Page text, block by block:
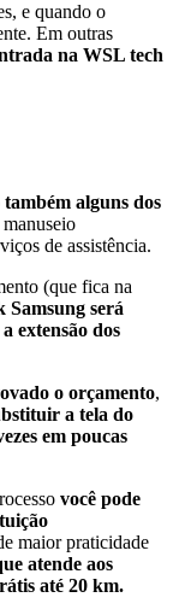
e quando o
Em outras
na WSL tech
também alguns dos
de assistência.
(que fica na
Samsung será
extensão dos
o orçamento,
a tela do
em poucas
você pode
maior praticidade
atende aos
até 20 km.